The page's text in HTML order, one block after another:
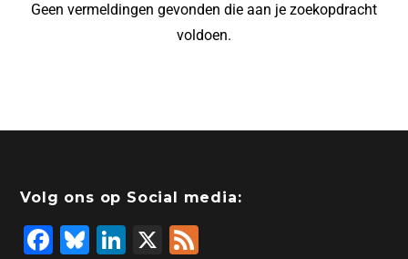
Geen vermeldingen gevonden die aan je zoekopdracht
voldoen.
Volg ons op Social media:
F
Bl
Li
X